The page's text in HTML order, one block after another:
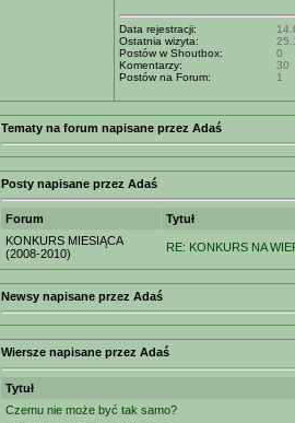
Data rejestracji:
Ostatnia wizyta:
Postów w Shoutbox:
0
Komentarzy:
30
Postów na Forum:
1
Tematy na forum napisane przez Adaś
Posty napisane przez Adaś
Forum
Tytuł
KONKURS MIESIĄCA
(2008-2010)
RE: KONKURS NA
Newsy napisane przez Adaś
Wiersze napisane przez Adaś
Tytuł
Czemu nie może być tak samo?